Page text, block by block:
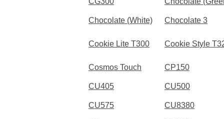
Chocolate (White) Chocolate 3
Cookie Lite T300 Cookie Style
Cosmos Touch CP150
CU405 CU500
CU575 CU8380